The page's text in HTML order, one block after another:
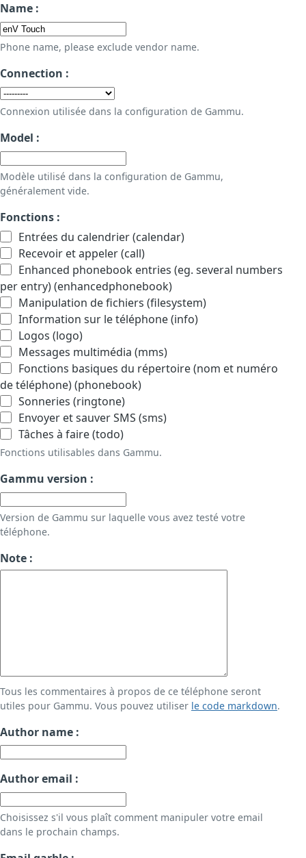
Name :
Phone name, please exclude vendor name.
Connection :
Connexion utilisée dans la configuration de Gammu.
Model :
Modèle utilisé dans la configuration de Gammu,
généralement vide.
Fonctions :
Entrées du calendrier (calendar)
Recevoir et appeler (call)
Enhanced phonebook entries (eg. several numbers
per entry) (enhancedphonebook)
Manipulation de fichiers (filesystem)
Information sur le téléphone (info)
Logos (logo)
Messages multimédia (mms)
Fonctions basiques du répertoire (nom et numéro
de téléphone) (phonebook)
Sonneries (ringtone)
Envoyer et sauver SMS (sms)
Tâches à faire (todo)
Fonctions utilisables dans Gammu.
Gammu version :
Version de Gammu sur laquelle vous avez testé votre
téléphone.
Note :
Tous les commentaires à propos de ce téléphone seront
utiles pour Gammu. Vous pouvez utiliser le code markdown.
Author name :
Author email :
Choisissez s'il vous plaît comment manipuler votre email
dans le prochain champs.